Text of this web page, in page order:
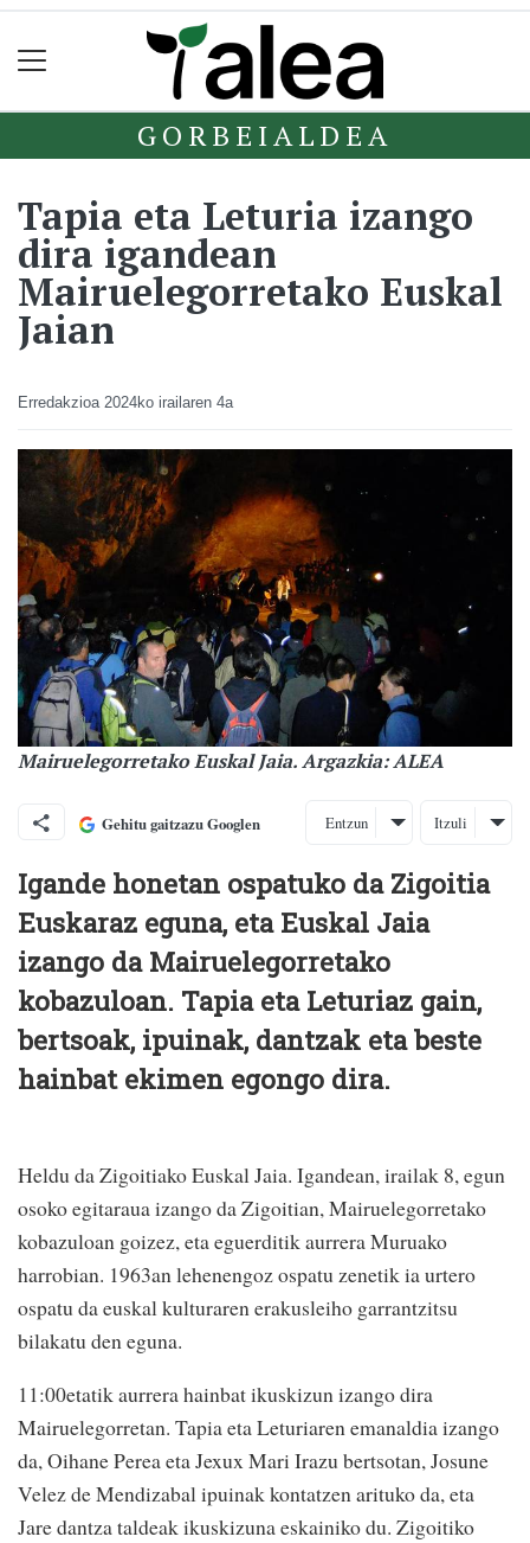
GORBEIALDEA
Tapia eta Leturia izango
dira igandean
Mairuelegorretako Euskal
Jaian
Erredakzioa 2024ko irailaren 4a
Mairuelegorretako Euskal Jaia. Argazkia: ALEA
Gehitu gaitzazu Googlen Entzun Itzuli
Igande honetan ospatuko da Zigoitia
Euskaraz eguna, eta Euskal Jaia
izango da Mairuelegorretako
kobazuloan. Tapia eta Leturiaz gain,
bertsoak, ipuinak, dantzak eta beste
hainbat ekimen egongo dira.
Heldu da Zigoitiako Euskal Jaia. Igandean, irailak 8, egun
osoko egitaraua izango da Zigoitian, Mairuelegorretako
kobazuloan goizez, eta eguerditik aurrera Muruako
harrobian. 1963an lehenengoz ospatu zenetik ia urtero
ospatu da euskal kulturaren erakusleiho garrantzitsu
bilakatu den eguna.
11:00etatik aurrera hainbat ikuskizun izango dira
Mairuelegorretan. Tapia eta Leturiaren emanaldia izango
da, Oihane Perea eta Jexux Mari Irazu bertsotan, Josune
Velez de Mendizabal ipuinak kontatzen arituko da, eta
Jare dantza taldeak ikuskizuna eskainiko du. Zigoitiko